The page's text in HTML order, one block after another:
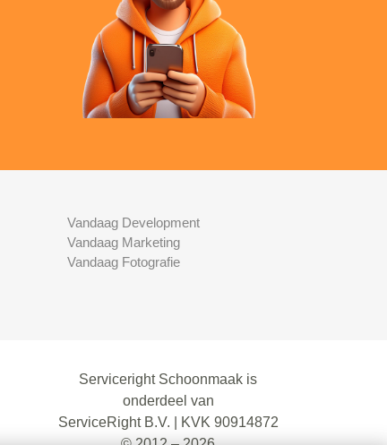
Vandaag Development
Vandaag Marketing
Vandaag Fotografie
Serviceright Schoonmaak is
onderdeel van
ServiceRight B.V. | KVK 90914872